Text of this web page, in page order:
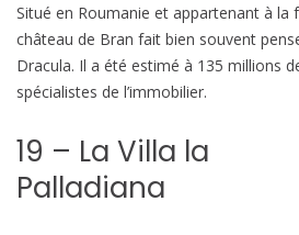
p
r
é
é
s
l
Situé en Roumanie et appartenant à la
château de Bran fait bien souvent
Dracula. Il a été estimé à 135 millions
spécialistes de l’immobilier.
19 – La Villa la
Palladiana